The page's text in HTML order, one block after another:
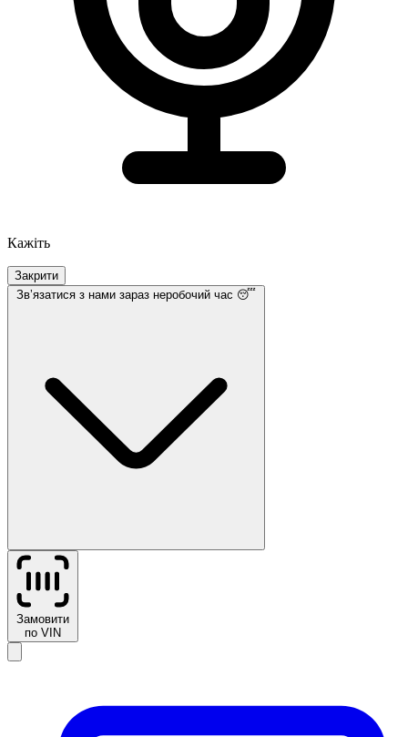
Кажіть
Закрити
Звʼязатися з нами зараз неробочий час 😴
Замовити
по VIN